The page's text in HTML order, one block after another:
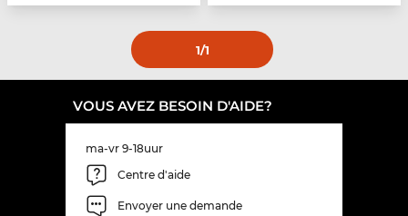
1/1
VOUS AVEZ BESOIN D'AIDE?
ma-vr 9-18uur
Centre d'aide
Envoyer une demande